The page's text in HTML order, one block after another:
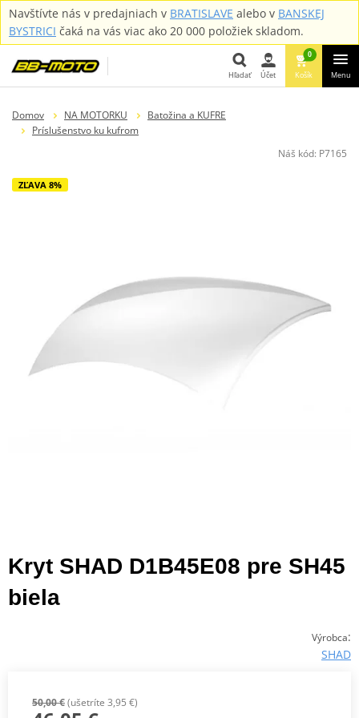
Navštívte nás v predajniach v BRATISLAVE alebo v BANSKEJ
BYSTRICI čaká na vás viac ako 20 000 položiek skladom.
Hľadať Účet
0
Košík Menu
Domov NA MOTORKU
Batožina a KUFRE
Príslušenstvo ku kufrom
Náš kód: P7165
ZĽAVA 8%
Kryt SHAD D1B45E08 pre SH45
biela
Výrobca:
SHAD
50,00 €(ušetríte 3,95 €)